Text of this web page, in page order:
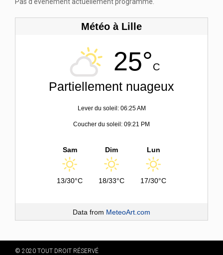
Météo à Lille
25°C
Partiellement nuageux
Lever du soleil: 06:25 AM
Coucher du soleil: 09:21 PM
Sam
13/30°C
Dim
18/33°C
Lun
17/30°C
Data from MeteoArt.com
© 2020 TOUT DROIT RÉSERVÉ